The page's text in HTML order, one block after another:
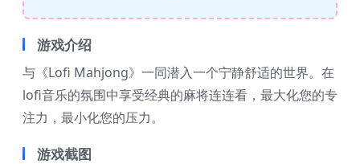
游戏介绍
与《Lofi Mahjong》一同潜入一个宁静舒适的世界。在
lofi音乐的氛围中享受经典的麻将连连看，最大化您的专
注力，最小化您的压力。
游戏截图